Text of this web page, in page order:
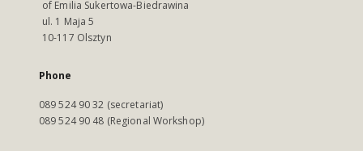
of Emilia Sukertowa-Biedrawina
ul. 1 Maja 5
10-117 Olsztyn
Phone
089 524 90 32 (secretariat)
089 524 90 48 (Regional Workshop)